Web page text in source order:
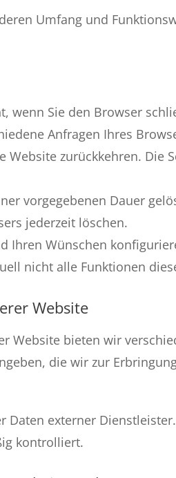
Umfang und
Sie den Browser
Anfragen Ihres
zurückkehren.
vorgegebenen Dauer
jederzeit löschen.
Ihren Wünschen
nicht alle Funktionen
Website
bieten wir
die wir zur
Daten externer
kontrolliert.